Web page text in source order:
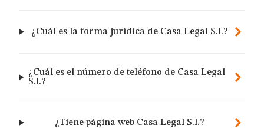
¿Cuál es la forma jurídica de Casa Legal S.l.?
¿Cuál es el número de teléfono de Casa Legal
S.l.?
¿Tiene página web Casa Legal S.l.?